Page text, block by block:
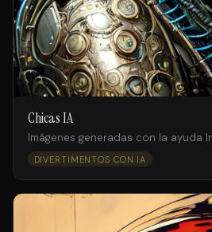
Chicas IA
Imágenes generadas con la ayuda
DIVERTIMENTOS CON IA